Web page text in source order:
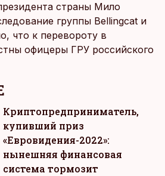
страны Мило
группы Bellingcat и
что к перевороту в
офицеры ГРУ российского
Криптопредприниматель,
купивший приз
«Евровидения-2022»:
нынешняя финансовая
система тормозит